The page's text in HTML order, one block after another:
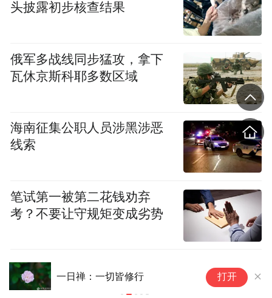
通往莲花山海会塔的路并不远，队伍移动很
慢，伴着大众的佛号声，每一步都很慎重。
空气里只有衣物摩擦的窸窣声，和鞋底接触
一声佛号一声心，随队伍缓缓移动。
头披露初步核查结果
俄军多战线同步猛攻，拿下
瓦休京斯科耶多数区域
海南征集公职人员涉黑涉恶
线索
笔试第一被第二花钱劝弃
考？不要让守规矩变成劣势
一日禅：一切皆修行 打开